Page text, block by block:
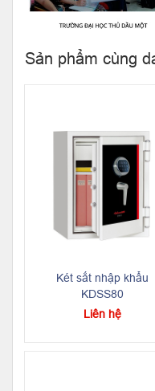
Sản phẩm cùng
Két sắt nhập khẩu
KDSS80
Liên hệ